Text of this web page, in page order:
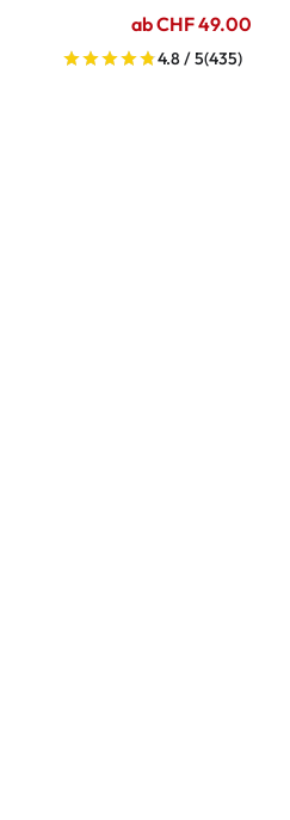
ab CHF 49.00
4.8 / 5(435)